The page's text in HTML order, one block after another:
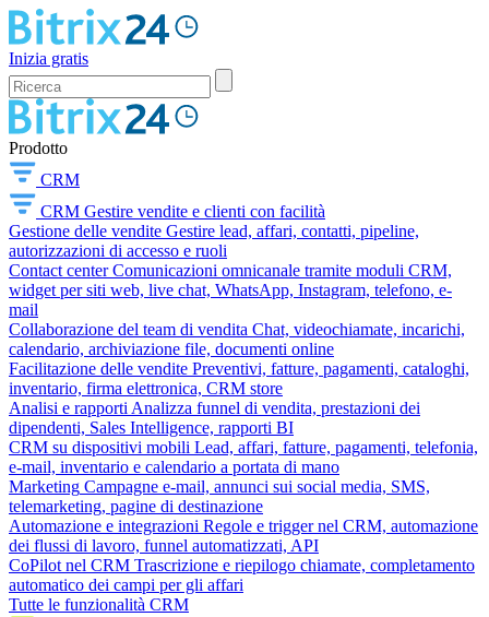
Inizia gratis
Prodotto
CRM
CRM Gestire vendite e clienti con facilità
Gestione delle vendite Gestire lead, affari, contatti, pipeline,
autorizzazioni di accesso e ruoli
Contact center Comunicazioni omnicanale tramite moduli CRM,
widget per siti web, live chat, WhatsApp, Instagram, telefono, e-
mail
Collaborazione del team di vendita Chat, videochiamate, incarichi,
calendario, archiviazione file, documenti online
Facilitazione delle vendite Preventivi, fatture, pagamenti, cataloghi,
inventario, firma elettronica, CRM store
Analisi e rapporti Analizza funnel di vendita, prestazioni dei
dipendenti, Sales Intelligence, rapporti BI
CRM su dispositivi mobili Lead, affari, fatture, pagamenti, telefonia,
e-mail, inventario e calendario a portata di mano
Marketing Campagne e-mail, annunci sui social media, SMS,
telemarketing, pagine di destinazione
Automazione e integrazioni Regole e trigger nel CRM, automazione
dei flussi di lavoro, funnel automatizzati, API
CoPilot nel CRM Trascrizione e riepilogo chiamate, completamento
automatico dei campi per gli affari
Tutte le funzionalità CRM